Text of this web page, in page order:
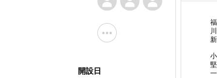
開設日